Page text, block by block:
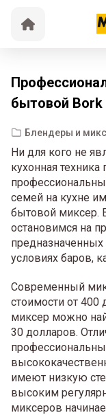
бытовой Bork
Блендеры и
Ни для кого не
кухонная
семей на кухне
бытовой миксер.
остановимся на
предназначенных
условиях баров,
Современный
стоимости от
миксер можно
30 долларов.
имеют низкую
высоким
миксеров